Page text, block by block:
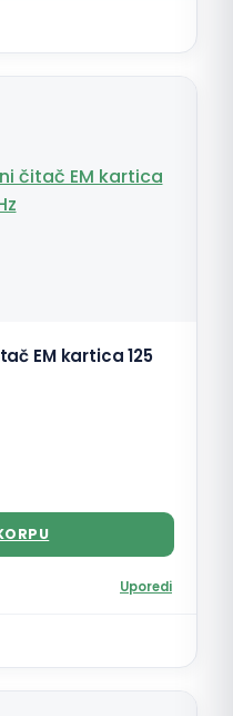
EM kartica 125
Uporedi